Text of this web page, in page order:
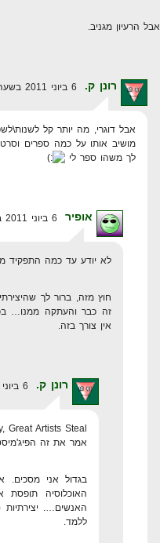
אבל הרעיון מגניב.
רונן ק.
אבל דוגרי, מה יותר קל
מושיב אותו על כמה ספרים
לך משהו ספר לי
אופיר
לא יודע עד כמה התפקיד
חוץ מזה, ברור לך
זה כבר והעתקה ממנו…
אין צורך בזה.
רונן ק.
Great Artists Steal
אמר את זה הפיג'מיסט
בגדול אני מסכים.
האוכלוסיה
האנשים….
ללמד.